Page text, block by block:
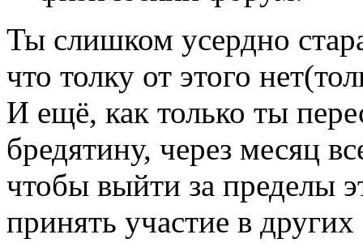
Ты слишком усердно
что толку от этого
И ещё, как только ты
бредятину, через месяц
чтобы выйти за пределы
принять участие в